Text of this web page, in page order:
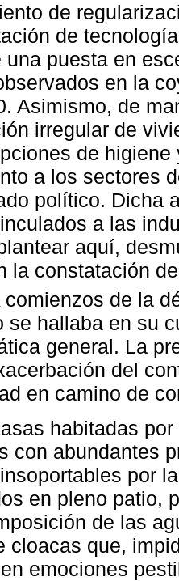
de
de
una puesta en
en la
Asimismo, de
irregular de
de
a los sectores
político. Dicha
a las
aquí,
la constatación
comienzos de la
se hallaba en su
general. La
del
en camino de
habitadas
con abundantes
por
en pleno patio,
de las
cloacas que,
emociones